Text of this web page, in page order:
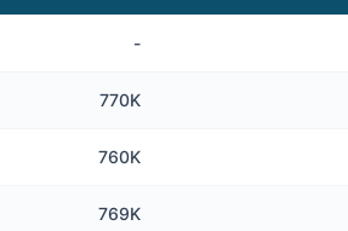
-
770K
760K
769K